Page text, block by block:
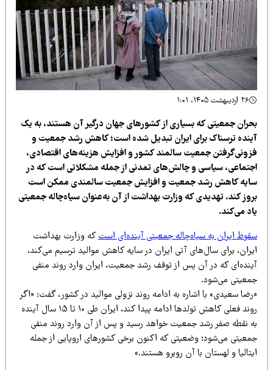
جمعیتی که بسیاری از کشورهای جهان درگیر آن هستند، به یک
ترسناک برای ایران تبدیل شده است؛ کاهش رشد جمعیت و
جمعیت سالمند کشور و افزایش هزینه‌های اقتصادی،
سیاسی و چالش‌های تمدنی از جمله مشکلاتی است که در
کاهش رشد جمعیت و افزایش جمعیت سالمندی ممکن است
کند. تهدیدی که وزارت بهداشت از آن به‌عنوان سیاه‌چاله جمعیتی
می‌کند.
ایران به سیاه‌چاله جمعیتی آینده‌ای استکه وزارت بهداشت
برای سال‌های آتی ایران در سایه کاهش موالید ترسیم می‌کند،
که در آن پس از توقف رشد جمعیت، ایران وارد روند منفی
می‌شود.
سعیدی» با اشاره به ادامه روند نزولی موالید در کشور، گفت: «اگر
روند فعلی کاهش تولدها ادامه پیدا کند، ایران طی ۱۰ تا ۱۵ سال آینده
نقطه صفر رشد جمعیت خواهد رسید و پس از آن وارد روند منفی
می‌شود؛ وضعیتی که اکنون برخی کشورهای اروپایی از جمله
و لهستان با آن روبرو هستند.»